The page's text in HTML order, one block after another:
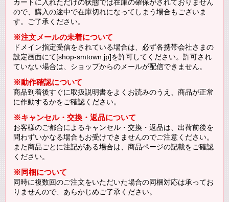
カートに入れただけの状態では在庫の確保がされておりません
ので、購入の途中で在庫切れになってしまう場合もございま
す。ご了承ください。
※注文メールの未着について
ドメイン指定受信をされている場合は、必ず各携帯会社さまの
設定画面にて[shop-smtown.jp]を許可してください。許可され
ていない場合は、ショップからのメールが配信できません。
※動作確認について
商品到着後すぐに取扱説明書をよくお読みのうえ、商品が正常
に作動するかをご確認ください。
※キャンセル・交換・返品について
お客様のご都合によるキャンセル・交換・返品は、出荷前後を
問わずいかなる場合もお受けできませんのでご注意ください。
また商品ごとに注記がある場合は、商品ページの記載をご確認
ください。
※同梱について
同時に複数回のご注文をいただいた場合の同梱対応は承ってお
りませんので、あらかじめご了承ください。